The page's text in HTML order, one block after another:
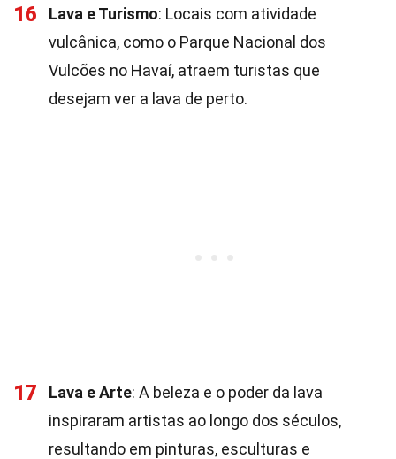
16 Lava e Turismo: Locais com atividade
vulcânica, como o Parque Nacional dos
Vulcões no Havaí, atraem turistas que
desejam ver a lava de perto.
17 Lava e Arte: A beleza e o poder da lava
inspiraram artistas ao longo dos séculos,
resultando em pinturas, esculturas e